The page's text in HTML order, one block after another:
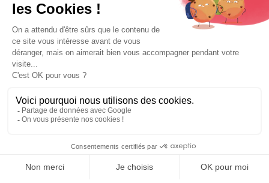
Produits 
Decoroom
Contactez-Nous
Copyright © fait avec ♥ par wapiti